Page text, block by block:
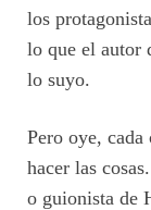
los
lo que el autor
lo suyo.
Pero oye,
hacer las
o guionista de